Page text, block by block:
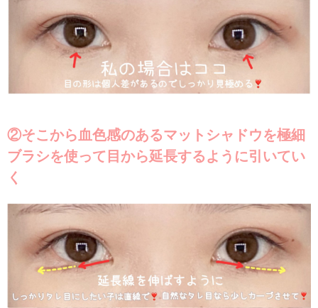
②そこから血色感のあるマットシャドウを極細
ブラシを使って目から延長するように引いてい
く